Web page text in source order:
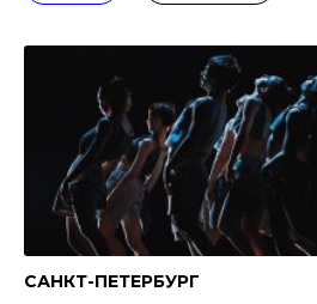
САНКТ-ПЕТЕРБУРГ